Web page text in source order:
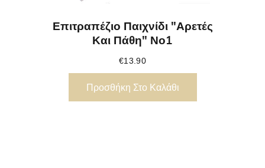
Επιτραπέζιο Παιχνίδι "Αρετές
Και Πάθη" Νο1
€13.90
Προσθήκη Στο Καλάθι